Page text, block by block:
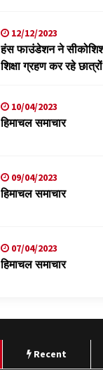
12/12/2023
हंस फाउंडेशन ने
शिक्षा ग्रहण कर रहे
10/04/2023
हिमाचल समाचार
09/04/2023
हिमाचल समाचार
07/04/2023
हिमाचल समाचार
Recent